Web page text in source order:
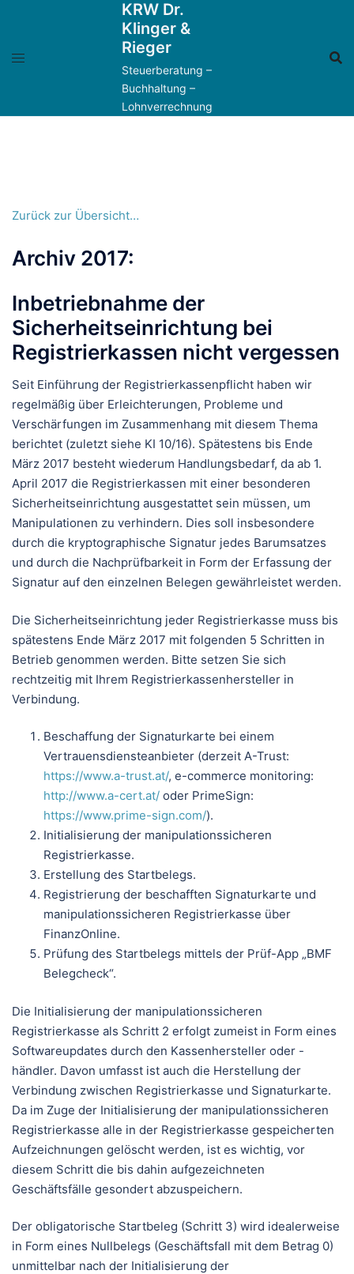
KRW Dr.
Klinger &
Rieger
Steuerberatung –
Buchhaltung –
Lohnverrechnung
Zurück zur Übersicht…
Archiv 2017:
Inbetriebnahme der
Sicherheitseinrichtung bei
Registrierkassen nicht vergessen
Seit Einführung der Registrierkassenpflicht haben wir
regelmäßig über Erleichterungen, Probleme und
Verschärfungen im Zusammenhang mit diesem Thema
berichtet (zuletzt siehe KI 10/16). Spätestens bis Ende
März 2017 besteht wiederum Handlungsbedarf, da ab 1.
April 2017 die Registrierkassen mit einer besonderen
Sicherheitseinrichtung ausgestattet sein müssen, um
Manipulationen zu verhindern. Dies soll insbesondere
durch die kryptographische Signatur jedes Barumsatzes
und durch die Nachprüfbarkeit in Form der Erfassung der
Signatur auf den einzelnen Belegen gewährleistet werden.
Die Sicherheitseinrichtung jeder Registrierkasse muss bis
spätestens Ende März 2017 mit folgenden 5 Schritten in
Betrieb genommen werden. Bitte setzen Sie sich
rechtzeitig mit Ihrem Registrierkassenhersteller in
Verbindung.
Beschaffung der Signaturkarte bei einem
Vertrauensdiensteanbieter (derzeit A-Trust:
https://www.a-trust.at/, e-commerce monitoring:
http://www.a-cert.at/ oder PrimeSign:
https://www.prime-sign.com/).
Initialisierung der manipulationssicheren
Registrierkasse.
Erstellung des Startbelegs.
Registrierung der beschafften Signaturkarte und
manipulationssicheren Registrierkasse über
FinanzOnline.
Prüfung des Startbelegs mittels der Prüf-App „BMF
Belegcheck“.
Die Initialisierung der manipulationssicheren
Registrierkasse als Schritt 2 erfolgt zumeist in Form eines
Softwareupdates durch den Kassenhersteller oder -
händler. Davon umfasst ist auch die Herstellung der
Verbindung zwischen Registrierkasse und Signaturkarte.
Da im Zuge der Initialisierung der manipulationssicheren
Registrierkasse alle in der Registrierkasse gespeicherten
Aufzeichnungen gelöscht werden, ist es wichtig, vor
diesem Schritt die bis dahin aufgezeichneten
Geschäftsfälle gesondert abzuspeichern.
Der obligatorische Startbeleg (Schritt 3) wird idealerweise
in Form eines Nullbelegs (Geschäftsfall mit dem Betrag 0)
unmittelbar nach der Initialisierung der